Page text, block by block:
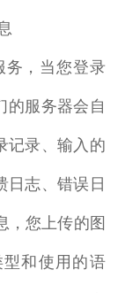
务，当您登录
的服务器会自
记录、输入的
日志、错误日
，您上传的图
和使用的语